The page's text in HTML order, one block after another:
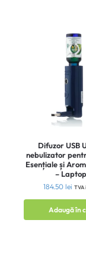
Difuzor USB
nebulizator
Esențiale și
– Laptop
184.50 lei TVA
Adaugă în